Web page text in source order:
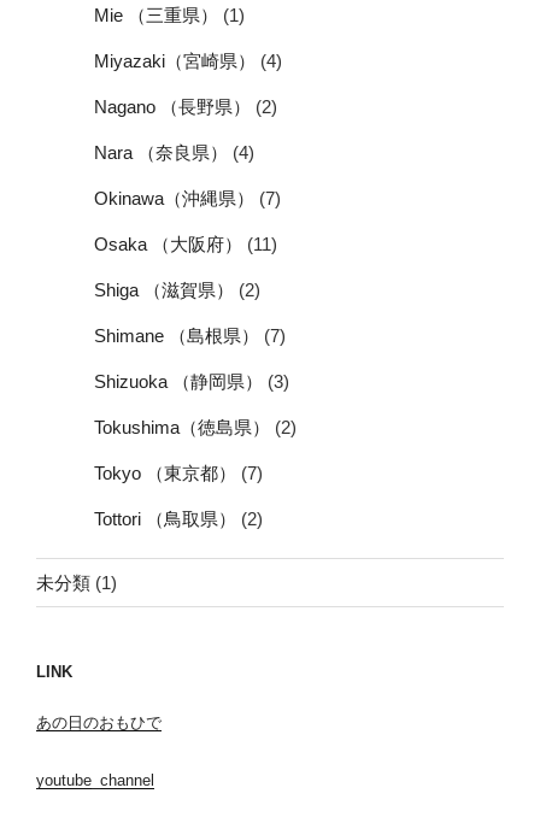
Mie （三重県） (1)
Miyazaki（宮崎県） (4)
Nagano （長野県） (2)
Nara （奈良県） (4)
Okinawa（沖縄県） (7)
Osaka （大阪府） (11)
Shiga （滋賀県） (2)
Shimane （島根県） (7)
Shizuoka （静岡県） (3)
Tokushima（徳島県） (2)
Tokyo （東京都） (7)
Tottori （鳥取県） (2)
未分類 (1)
LINK
あの日のおもひで
youtube_channel